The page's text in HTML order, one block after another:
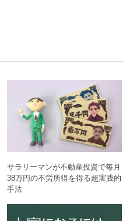
サラリーマンが不動産投資で毎月
38万円の不労所得を得る超実践的
手法